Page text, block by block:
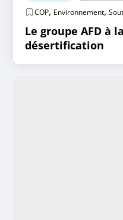
COP, Environnement,
Le groupe AFD à
désertification